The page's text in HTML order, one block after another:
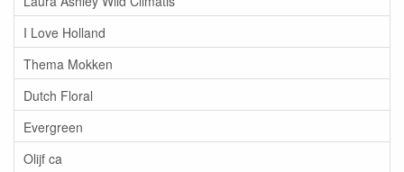
I Love Holland
Thema Mokken
Dutch Floral
Evergreen
Olijf ca